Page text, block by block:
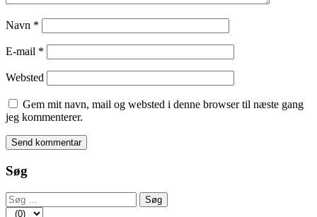
Navn *
E-mail *
Websted
Gem mit navn, mail og websted i denne browser til næste gang
jeg kommenterer.
Søg
Søg
efter: